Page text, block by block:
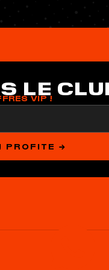
LE
VIP !
PROFITE →